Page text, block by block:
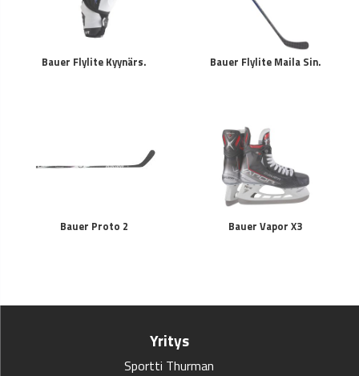
Bauer Flylite Kyynärs. Bauer Flylite Maila Sin.
Bauer Proto 2 Bauer Vapor X3
Yritys
Sportti Thurman